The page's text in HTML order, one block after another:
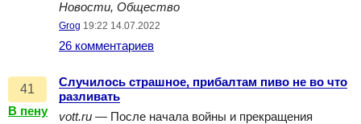
Новости, Общество
Grog 19:22 14.07.2022
26 комментариев
41
В пену
Случилось страшное, прибалтам пиво не во что
разливать
vott.ru — После начала войны и прекращения